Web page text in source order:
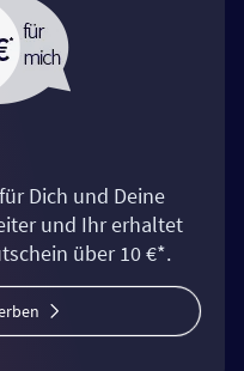
Dich und Deine
und Ihr erhaltet
über 10 €*.